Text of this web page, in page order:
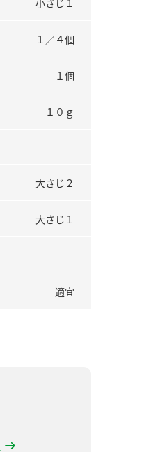
小さじ１
１／４個
１個
１０ｇ
大さじ２
大さじ１
適宜